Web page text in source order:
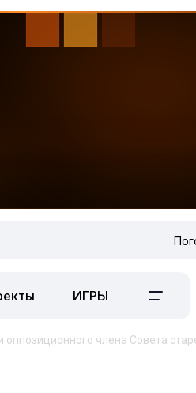
ИГРЫ
члена Совета